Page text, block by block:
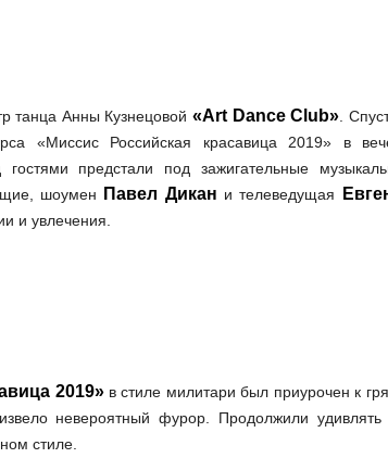
танца Анны Кузнецовой «Art Dance Club» .
«Миссис Российская красавица 2019» в
гостями предстали под зажигательные
шоумен
Павел Дикан и телеведущая
и увлечения.
2019»в стиле милитари был приурочен к
невероятный фурор. Продолжили
стиле.